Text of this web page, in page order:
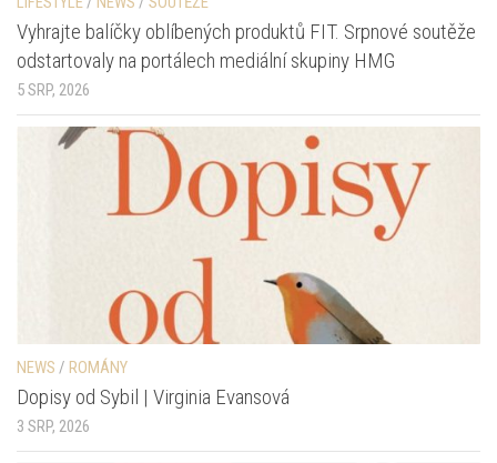
Vyhrajte balíčky oblíbených produktů FIT. Srpnové soutěže
odstartovaly na portálech mediální skupiny HMG
5 SRP, 2026
NEWS / ROMÁNY
Dopisy od Sybil | Virginia Evansová
3 SRP, 2026